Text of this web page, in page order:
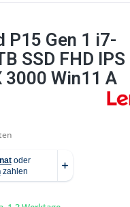
P15 Gen 1 i7-
SSD FHD IPS
3000 Win11 A